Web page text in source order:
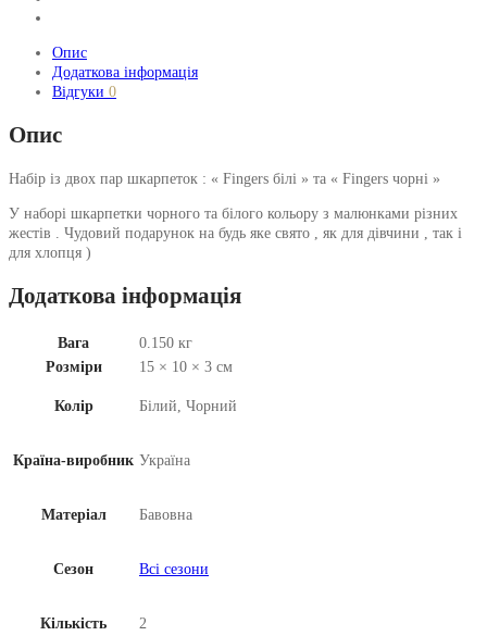
Опис
Додаткова інформація
Відгуки 0
Опис
Набір із двох пар шкарпеток : « Fingers білі » та « Fingers чорні »
У наборі шкарпетки чорного та білого кольору з малюнками різних
жестів . Чудовий подарунок на будь яке свято , як для дівчини , так і
для хлопця )
Додаткова інформація
Вага
0.150 кг
Розміри
15 × 10 × 3 см
Колір Білий, Чорний
Країна-виробник Україна
Матеріал Бавовна
Сезон Всі сезони
Кількість 2